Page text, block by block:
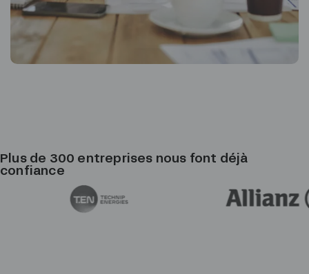
Plus de 300 entreprises nous font déjà
confiance